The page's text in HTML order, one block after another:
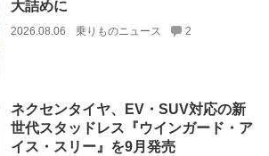
大詰めに
2026.08.06 乗りものニュース 2
ネクセンタイヤ、EV・SUV対応の新
世代スタッドレス『ウインガード・ア
イス・スリー』を9月発売